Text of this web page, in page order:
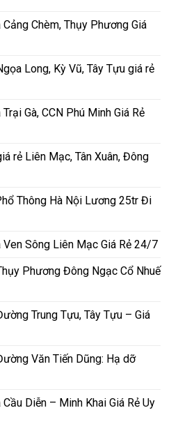
Chèm, Thụy Phương Giá
Long, Kỳ Vũ, Tây Tựu giá rẻ
Gà, CCN Phú Minh Giá Rẻ
rẻ Liên Mạc, Tân Xuân, Đông
Thông Hà Nội Lương 25tr Đi
Sông Liên Mạc Giá Rẻ 24/7
Phương Đông Ngạc Cổ Nhuế
Trung Tựu, Tây Tựu – Giá
Văn Tiến Dũng: Hạ dỡ
Diễn – Minh Khai Giá Rẻ Uy